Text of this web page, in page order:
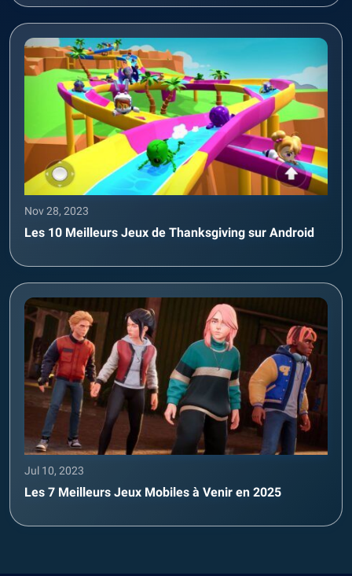
Nov 28, 2023
Les 10 Meilleurs Jeux de Thanksgiving sur Android
Jul 10, 2023
Les 7 Meilleurs Jeux Mobiles à Venir en 2025